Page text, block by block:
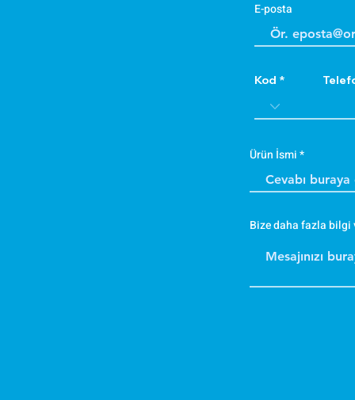
E-posta
Kod
Ürün İsmi
Bize daha fazla bilgi